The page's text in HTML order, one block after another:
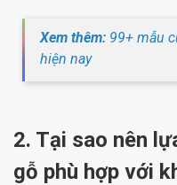
Xem thêm: 99+ mẫu
hiện nay
2. Tại sao nên
gỗ phù hợp với